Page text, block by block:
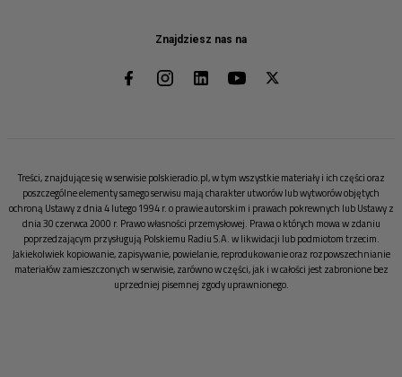
Znajdziesz nas na
Treści, znajdujące się w serwisie polskieradio.pl, w tym wszystkie materiały i ich części oraz
poszczególne elementy samego serwisu mają charakter utworów lub wytworów objętych
ochroną Ustawy z dnia 4 lutego 1994 r. o prawie autorskim i prawach pokrewnych lub Ustawy z
dnia 30 czerwca 2000 r. Prawo własności przemysłowej. Prawa o których mowa w zdaniu
poprzedzającym przysługują Polskiemu Radiu S.A. w likwidacji lub podmiotom trzecim.
Jakiekolwiek kopiowanie, zapisywanie, powielanie, reprodukowanie oraz rozpowszechnianie
materiałów zamieszczonych w serwisie, zarówno w części, jak i w całości jest zabronione bez
uprzedniej pisemnej zgody uprawnionego.